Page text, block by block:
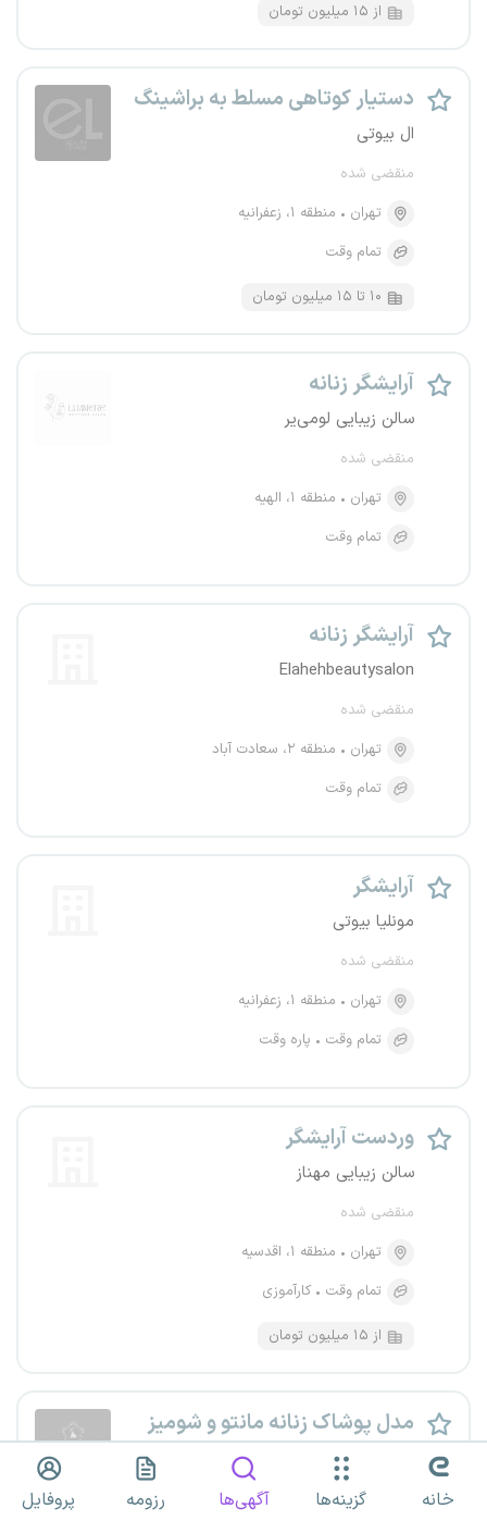
از ۱۵ میلیون تومان
دستیار کوتاهی مسلط به براشینگ
ال بیوتی
منقضی شده
تهران
منطقه ۱، زعفرانیه
تمام وقت
۱۰ تا ۱۵ میلیون تومان
آرایشگر زنانه
سالن زیبایی لومی‌یر
منقضی شده
تهران
منطقه ۱، الهیه
تمام وقت
آرایشگر زنانه
Elahehbeautysalon
منقضی شده
تهران
منطقه ۲، سعادت آباد
تمام وقت
آرایشگر
مونلیا بیوتی
منقضی شده
تهران
منطقه ۱، زعفرانیه
تمام وقت
پاره وقت
وردست آرایشگر
سالن زیبایی مهناز
منقضی شده
تهران
منطقه ۱، اقدسیه
تمام وقت
کارآموزی
از ۱۵ میلیون تومان
مدل پوشاک زنانه مانتو و شومیز
زرین جامه پالیز
منقضی شده خانه گزینه‌ها آگهی‌ها رزومه پروفایل